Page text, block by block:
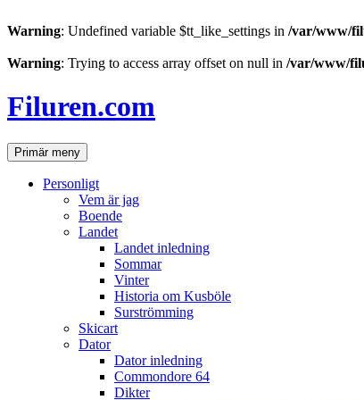
Warning: Undefined variable $tt_like_settings in /var/www/
Warning: Trying to access array offset on null in /var/www/
till
innehåll
Filuren.com
SökPrimär meny
Personligt
Vem är jag
Boende
Landet
Landet inledning
Sommar
Vinter
Historia om Kusböle
Surströmming
Skicart
Dator
Dator inledning
Commondore 64
Dikter